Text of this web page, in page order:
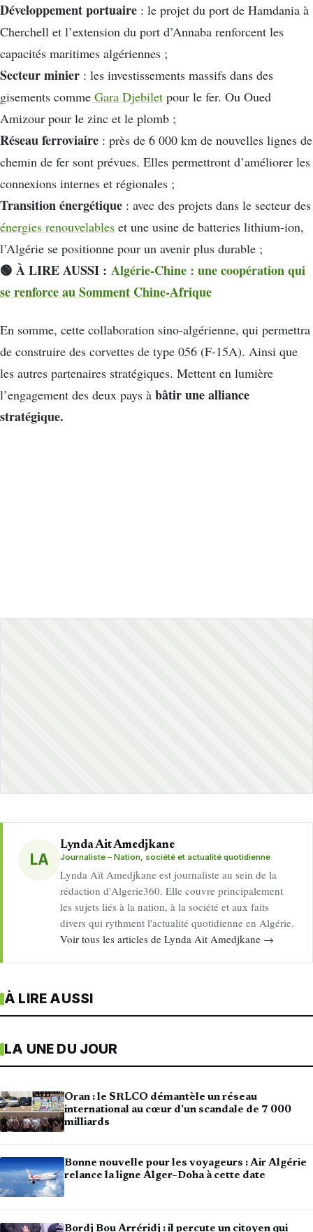
Développement portuaire : le projet du port de Hamdania à
Cherchell et l’extension du port d’Annaba renforcent les
capacités maritimes algériennes ;
Secteur minier : les investissements massifs dans des
gisements comme Gara Djebilet pour le fer. Ou Oued
Amizour pour le zinc et le plomb ;
Réseau ferroviaire : près de 6 000 km de nouvelles lignes de
chemin de fer sont prévues. Elles permettront d’améliorer les
connexions internes et régionales ;
Transition énergétique : avec des projets dans le secteur des
énergies renouvelables et une usine de batteries lithium-ion,
l’Algérie se positionne pour un avenir plus durable ;
🟢 À LIRE AUSSI : Algérie-Chine : une coopération qui
se renforce au Somment Chine-Afrique
En somme, cette collaboration sino-algérienne, qui permettra
de construire des corvettes de type 056 (F-15A). Ainsi que
les autres partenaires stratégiques. Mettent en lumière
l’engagement des deux pays à bâtir une alliance
stratégique.
LA
Lynda Ait Amedjkane
Journaliste – Nation, société et actualité quotidienne
Lynda Aït Amedjkane est journaliste au sein de la
rédaction d'Algerie360. Elle couvre principalement
les sujets liés à la nation, à la société et aux faits
divers qui rythment l'actualité quotidienne en Algérie.
Voir tous les articles de Lynda Ait Amedjkane →
À LIRE AUSSI
LA UNE DU JOUR
Oran : le SRLCO démantèle un réseau
international au cœur d’un scandale de 7 000
milliards
Bonne nouvelle pour les voyageurs : Air Algérie
relance la ligne Alger–Doha à cette date
Bordj Bou Arréridj : il percute un citoyen qui